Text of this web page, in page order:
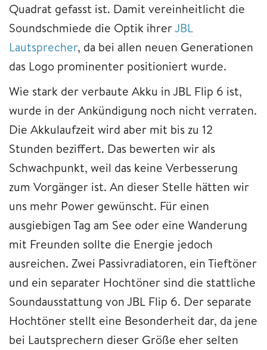
Quadrat gefasst ist. Damit vereinheitlicht die
Soundschmiede die Optik ihrerJBL
Lautsprecher, da bei allen neuen Generationen
das Logo prominenter positioniert wurde.
Wie stark der verbaute Akku in JBL Flip 6 ist,
wurde in der Ankündigung noch nicht verraten.
Die Akkulaufzeit wird aber mit bis zu 12
Stunden beziffert. Das bewerten wir als
Schwachpunkt, weil das keine Verbesserung
zum Vorgänger ist. An dieser Stelle hätten wir
uns mehr Power gewünscht. Für einen
ausgiebigen Tag am See oder eine Wanderung
mit Freunden sollte die Energie jedoch
ausreichen. Zwei Passivradiatoren, ein Tieftöner
und ein separater Hochtöner sind die stattliche
Soundausstattung von JBL Flip 6. Der separate
Hochtöner stellt eine Besonderheit dar, da jene
bei Lautsprechern dieser Größe eher selten